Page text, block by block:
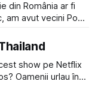
din România ar fi
am avut vecini Popa
deci are sens.
de popă că ar
show pe Netflix
Oamenii urlau în
de chestiile mai
zis pas. Apoi ceva,